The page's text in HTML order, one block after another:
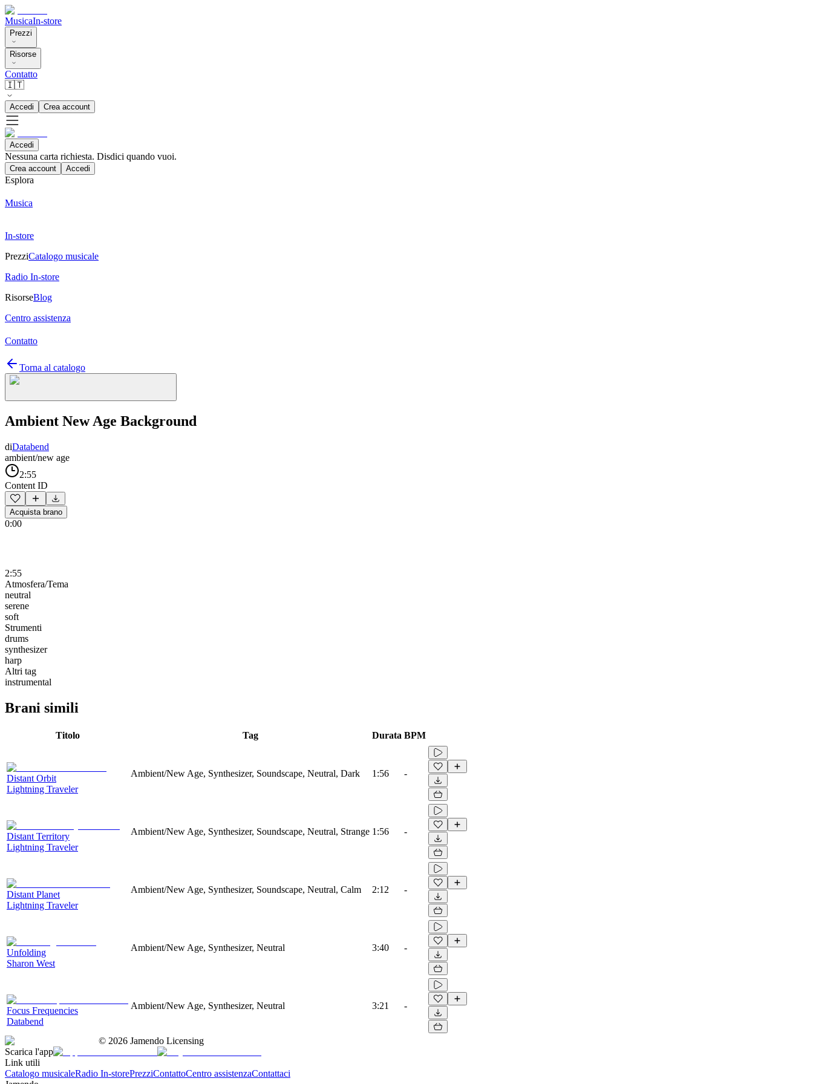
MusicaIn-store
Prezzi
Risorse
Contatto
🇮🇹
Accedi Crea account
Accedi
Nessuna carta richiesta. Disdici quando vuoi.
Crea account Accedi
Esplora
Musica
In-store
PrezziCatalogo musicale
Radio In-store
RisorseBlog
Centro assistenza
Contatto
Torna al catalogo
Ambient New Age Background
diDatabend
ambient/new age
2:55
Content ID
Acquista brano
0:00
2:55
Atmosfera/Tema
neutral
serene
soft
Strumenti
drums
synthesizer
harp
Altri tag
instrumental
Brani simili
Titolo Tag Durata BPM
Distant Orbit
Lightning Traveler
Ambient/New Age, Synthesizer, Soundscape, Neutral, Dark 1:56 -
Distant Territory
Lightning Traveler
Ambient/New Age, Synthesizer, Soundscape, Neutral, Strange 1:56 -
Distant Planet
Lightning Traveler
Ambient/New Age, Synthesizer, Soundscape, Neutral, Calm 2:12 -
Unfolding
Sharon West
Ambient/New Age, Synthesizer, Neutral 3:40 -
Focus Frequencies
Databend
Ambient/New Age, Synthesizer, Neutral 3:21 -
© 2026 Jamendo Licensing
Scarica l'app
Link utili
Catalogo musicaleRadio In-storePrezziContattoCentro assistenzaContattaci